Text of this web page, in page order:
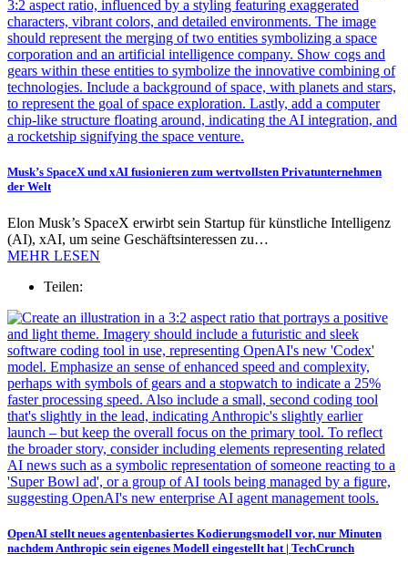
Musk’s SpaceX und xAI fusionieren zum wertvollsten Privatunternehmen
der Welt
Elon Musk’s SpaceX erwirbt sein Startup für künstliche Intelligenz
(AI), xAI, um seine Geschäftsinteressen zu…
MEHR LESEN
Teilen:
OpenAI stellt neues agentenbasiertes Kodierungsmodell vor, nur Minuten
nachdem Anthropic sein eigenes Modell eingestellt hat | TechCrunch